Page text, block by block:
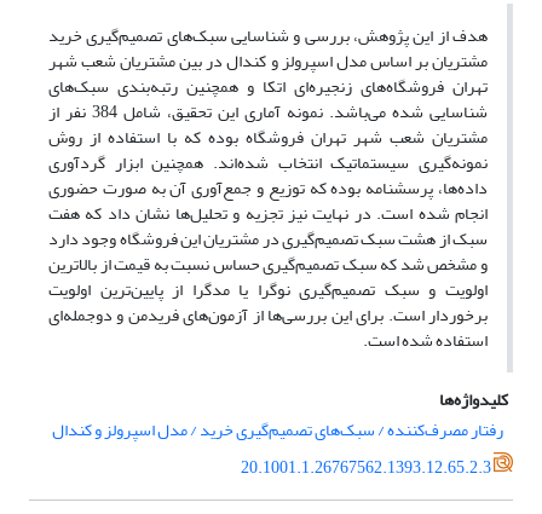
هدف از این پژوهش، بررسی و شناسایی سبک‌های تصمیم‌گیری خرید
مشتریان بر اساس مدل اسپرولز و کندال در بین مشتریان شعب شهر
تهران فروشگاه‌های زنجیره‌ای اتکا و همچنین رتبه‌بندی سبک‌های
شناسایی شده می‌باشد. نمونه آماری این تحقیق، شامل 384 نفر از
مشتریان شعب شهر تهران فروشگاه بوده که با استفاده از روش
نمونه‌گیری سیستماتیک انتخاب شده‌اند. همچنین ابزار گردآوری
داده‌ها، پرسشنامه بوده که توزیع و جمع‌آوری آن به صورت حضوری
انجام شده است. در نهایت نیز تجزیه و تحلیل‌ها نشان داد که هفت
سبک از هشت سبک تصمیم‌گیری در مشتریان این فروشگاه وجود دارد
و مشخص شد که سبک‌ تصمیم‌گیری حساس نسبت به قیمت از بالاترین
اولویت و سبک‌‌ تصمیم‌گیری نوگرا یا مدگرا از پایین‌ترین اولویت
برخوردار است. برای این بررسی‌ها از آزمون‌های فریدمن و دوجمله‌ای
استفاده شده است.
کلیدواژه‌ها
رفتار مصرف‌کننده / سبک‌های تصمیم‌گیری خرید / مدل اسپرولز و کندال
20.1001.1.26767562.1393.12.65.2.3